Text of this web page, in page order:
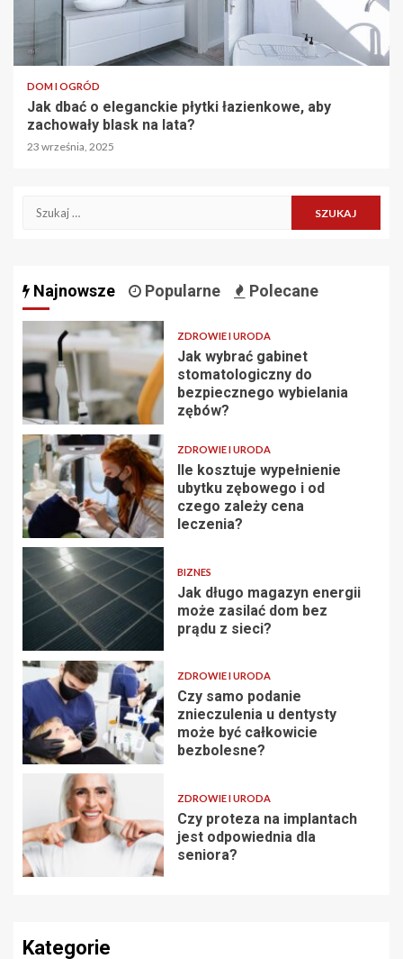
DOM I OGRÓD
Jak dbać o eleganckie płytki łazienkowe, aby
zachowały blask na lata?
23 września, 2025
Szukaj:
Najnowsze Popularne Polecane
ZDROWIE I URODA
Jak wybrać gabinet
stomatologiczny do
bezpiecznego wybielania
zębów?
ZDROWIE I URODA
Ile kosztuje wypełnienie
ubytku zębowego i od
czego zależy cena
leczenia?
BIZNES
Jak długo magazyn energii
może zasilać dom bez
prądu z sieci?
ZDROWIE I URODA
Czy samo podanie
znieczulenia u dentysty
może być całkowicie
bezbolesne?
ZDROWIE I URODA
Czy proteza na implantach
jest odpowiednia dla
seniora?
Kategorie